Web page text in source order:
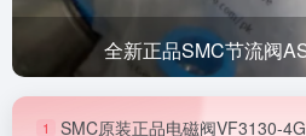
全新正品SMC节流阀
1 SMC原装正品电磁阀VF3130-